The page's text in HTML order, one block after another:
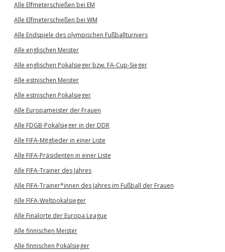
Alle Elfmeterschießen bei EM
Alle Elfmeterschießen bei WM
Alle Endspiele des olympischen Fußballturniers
Alle englischen Meister
Alle englischen Pokalsieger bzw. FA-Cup-Sieger
Alle estnischen Meister
Alle estnischen Pokalsieger
Alle Europameister der Frauen
Alle FDGB-Pokalsieger in der DDR
Alle FIFA-Mitglieder in einer Liste
Alle FIFA-Präsidenten in einer Liste
Alle FIFA-Trainer des Jahres
Alle FIFA-Trainer*innen des Jahres im Fußball der Frauen
Alle FIFA-Weltpokalsieger
Alle Finalorte der Europa League
Alle finnischen Meister
Alle finnischen Pokalsieger